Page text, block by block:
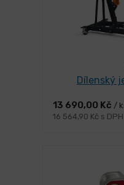
Dílenský
13 690,00 Kč /
16 564,90 Kč s DPH